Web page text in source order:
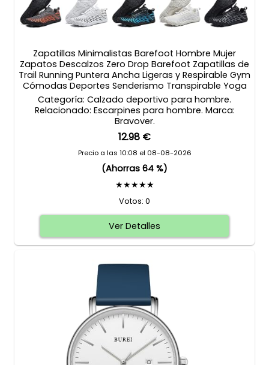
Zapatillas Minimalistas Barefoot Hombre Mujer
Zapatos Descalzos Zero Drop Barefoot Zapatillas de
Trail Running Puntera Ancha Ligeras y Respirable Gym
Cómodas Deportes Senderismo Transpirable Yoga
Categoría: Calzado deportivo para hombre.
Relacionado: Escarpines para hombre. Marca:
Bravover.
12.98 €
Precio a las 10:08 el 08-08-2026
(Ahorras 64 %)
★★★★★
Votos: 0
Ver Detalles